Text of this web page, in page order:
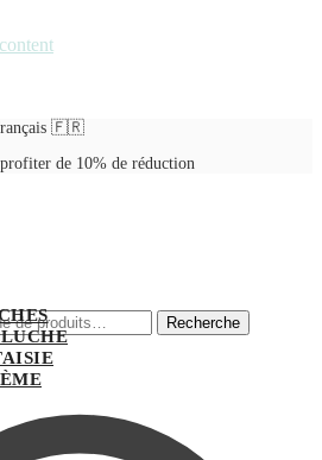
🇫🇷
de 10% de réduction
Recherche